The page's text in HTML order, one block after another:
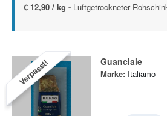
€ 12,90 / kg - Luftgetrockneter
Verpasst! Guanciale
Marke: Italiamo